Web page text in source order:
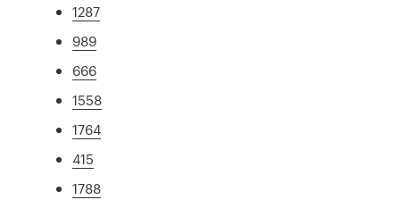
1287
989
666
1558
1764
415
1788